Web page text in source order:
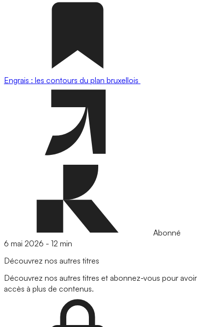
Engrais : les contours du plan bruxellois
Abonné
6 mai 2026 - 12 min
Découvrez nos autres titres
Découvrez nos autres titres et abonnez-vous pour avoir
accès à plus de contenus.